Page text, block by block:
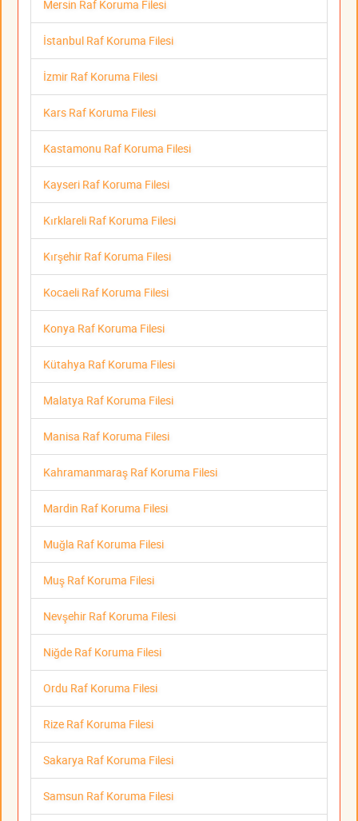
Mersin Raf Koruma Filesi
İstanbul Raf Koruma Filesi
İzmir Raf Koruma Filesi
Kars Raf Koruma Filesi
Kastamonu Raf Koruma Filesi
Kayseri Raf Koruma Filesi
Kırklareli Raf Koruma Filesi
Kırşehir Raf Koruma Filesi
Kocaeli Raf Koruma Filesi
Konya Raf Koruma Filesi
Kütahya Raf Koruma Filesi
Malatya Raf Koruma Filesi
Manisa Raf Koruma Filesi
Kahramanmaraş Raf Koruma Filesi
Mardin Raf Koruma Filesi
Muğla Raf Koruma Filesi
Muş Raf Koruma Filesi
Nevşehir Raf Koruma Filesi
Niğde Raf Koruma Filesi
Ordu Raf Koruma Filesi
Rize Raf Koruma Filesi
Sakarya Raf Koruma Filesi
Samsun Raf Koruma Filesi